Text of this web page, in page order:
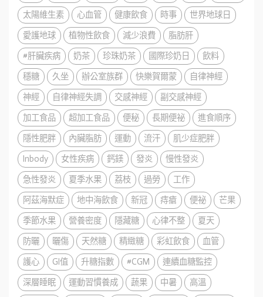
太陽維生素
心血管 健康飲食 時事
世界地球日
愛護地球
植物性飲食 減少浪費
脂肪肝
#肝臟疾病
奶茶 珍珠奶茶 國際珍奶日
飲料
穩糖
久坐 辦公室族群 快樂賀爾蒙
自律神經
神經
自律神經失調 交感神經
副交感神經
加工食品
超加工食品 便秘 長期便祕
進食順序
隱性肥胖
內臟脂肪 運動 流汗
肌少症肥胖
Inbody
女性疾病 鈣鎂 發炎
慢性發炎
急性發炎
夏季水果 荔枝 過勞
工作
阿茲海默症
地中海飲食 新冠 痔瘡 便祕
芒果
季節水果
營養密度 隱藏糖 心律不整
夏天
防曬
曬傷 天然糖 精緻糖 彩虹飲食
血管
護心
GI值 升糖指數 #CGM
連續血糖監控
深層睡眠
運動習慣養成 蔬果 中暑 高溫